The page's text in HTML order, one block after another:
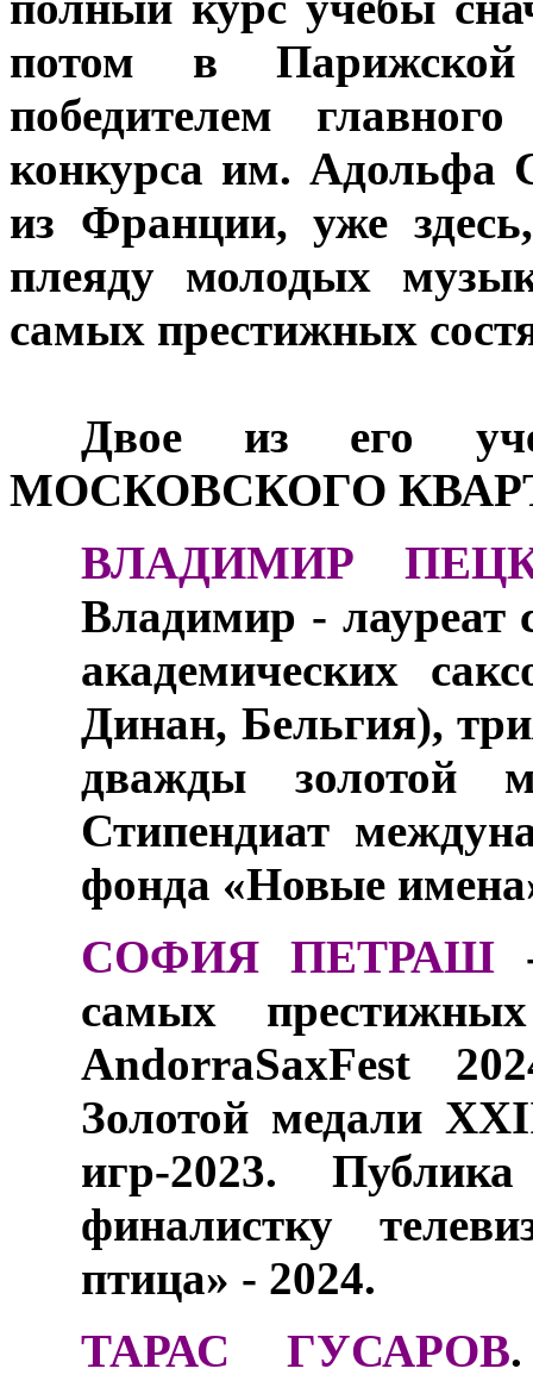
потом в Парижской
победителем
конкурса им. Адольфа
из Франции, уже
плеяду молодых
самых престижных
Двое из его
МОСКОВСКОГО
ВЛАДИМИР
Владимир - лауреат
академических
Динан, Бельгия),
дважды золотой
Стипендиат
фонда «Новые
СОФИЯ ПЕТРАШ
самых
AndorraSaxFest
Золотой медали
игр-2023.
финалистку
птица» - 2024.
ТАРАС ГУСАРОВ